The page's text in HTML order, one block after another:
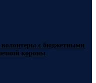
с бюджетными
короны